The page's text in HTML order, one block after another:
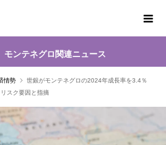
モンテネグロ関連ニュース
情勢
世銀がモンテネグロの2024年成長率を3.4％
スク要因と指摘